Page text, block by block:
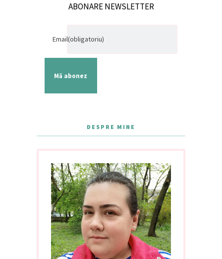
ABONARE NEWSLETTER
Email(obligatoriu)
Mă abonez
DESPRE MINE